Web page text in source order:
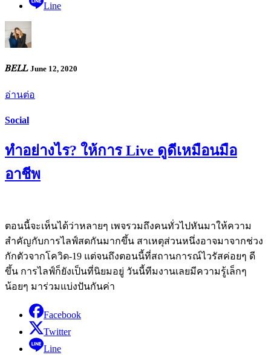
Line
𝐵𝐸𝐿𝐿 June 12, 2020
อ่านต่อ
Social
ทำอย่างไร? ให้การ Live ดูดีเหมือนมือ
อาชีพ
ตอนนี้จะเห็นได้ว่าหลายๆ เพจรวมถึงคนทั่วไปหันมาให้ความ
สำคัญกับการไลฟ์สดกันมากขึ้น สาเหตุส่วนหนึ่งอาจมาจากช่วง
กักตัวจากโควิด-19 แต่จนถึงตอนนี้ที่สถานการณ์ไวรัสค่อยๆ ดี
ขึ้น การไลฟ์ก็ยังเป็นที่นิยมอยู่ วันนี้ทีมงานเลยมีความรู้เล็กๆ
น้อยๆ มาร่วมแบ่งปันกันค่า
Facebook
Twitter
Line